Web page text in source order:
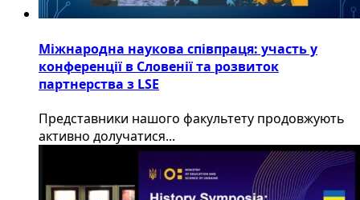
Міжнародна наукова співпраця: участь у
конференції в Словенії та розвиток
партнерства з LSE
​Представники нашого факультету продовжують
активно долучатися...